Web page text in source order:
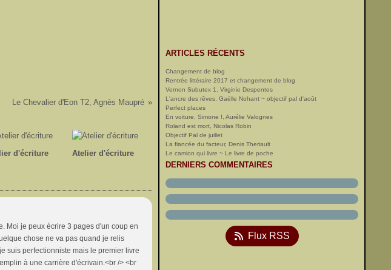
Le Chevalier d'Eon T2, Agnès Maupré
d'écriture Atelier d'écriture
Moi je peux écrire 3 pages d'un coup en
chose ne va pas quand je relis
suis perfectionniste mais le premier livre
à une carrière d'écrivain.<br /> <br
ARTICLES RÉCENTS
Changement de blog
Rentrée littéraire 2017 et changement de blog
Vernon Subutex 1, Virginie Despentes
L'ancre des rêves, Gaëlle Nohant ~ objectif pal d'août
Perfect places
En voiture, Simone !, Aurélie Valognes
Roland est mort, Nicolas Robin
Objectif Pal de juillet
La fiancée du facteur, Denis Theriault
Le camion qui livre ~ Le livre de poche
DERNIERS COMMENTAIRES
Flux RSS